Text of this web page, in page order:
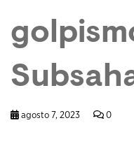
agosto 7, 2023 0